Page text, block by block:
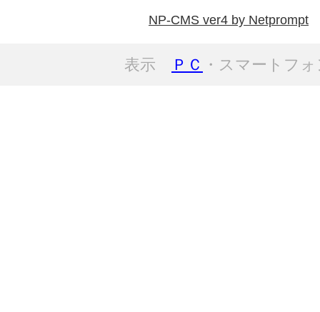
NP-CMS ver4 by Netprompt
表示 ＰＣ ・スマートフ